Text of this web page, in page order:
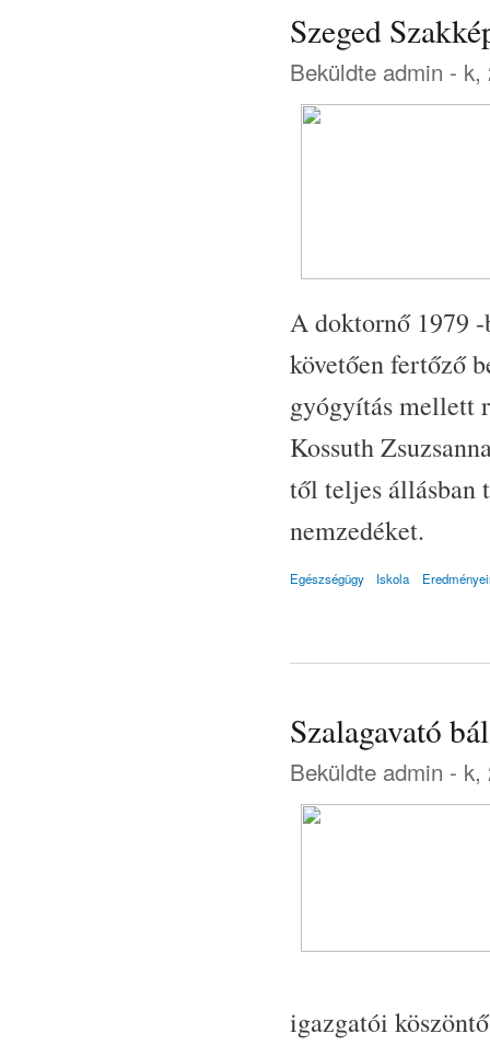
Szeged
Beküldte admin - k,
A doktornő 1979
követően fertőző
gyógyítás mellett
Kossuth
től teljes állásban
nemzedéket.
Egészségügy Iskola
Szalagavató
Beküldte admin - k,
igazgatói